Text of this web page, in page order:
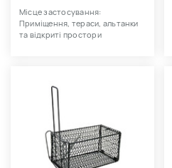
Місце застосування:
Приміщення, тераси, альтанки
та відкриті простори